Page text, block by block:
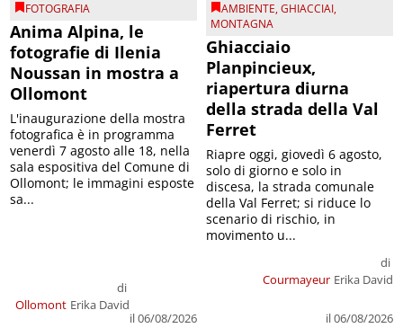
FOTOGRAFIA
Anima Alpina, le
fotografie di Ilenia
Noussan in mostra a
Ollomont
Ollomont
di
Erika David
il 06/08/2026
L'inaugurazione della mostra
fotografica è in programma
venerdì 7 agosto alle 18, nella
sala espositiva del Comune di
Ollomont; le immagini esposte
sa...
AMBIENTE,GHIACCIAI,
MONTAGNA
Ghiacciaio
Planpincieux,
riapertura diurna
della strada della Val
Ferret
Courmayeur
di
Erika David
il 06/08/2026
Riapre oggi, giovedì 6 agosto,
solo di giorno e solo in
discesa, la strada comunale
della Val Ferret; si riduce lo
scenario di rischio, in
movimento u...